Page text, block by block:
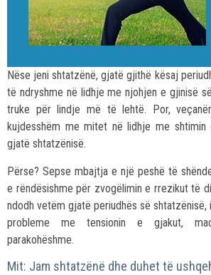
Nëse jeni shtatzënë, gjatë gjithë kësaj
të ndryshme në lidhje me njohjen e gjinisë
truke për lindje më të lehtë. Por,
kujdesshëm me mitet në lidhje me
gjatë shtatzënisë.
Përse? Sepse mbajtja e një peshë të
e rëndësishme për zvogëlimin e rrezikut të
ndodh vetëm gjatë periudhës së
probleme me tensionin e gjakut,
parakohëshme.
Mit: Jam shtatzënë dhe duhet të